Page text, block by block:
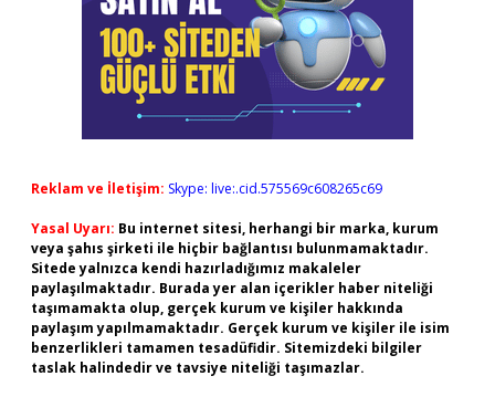
Reklam ve İletişim: Skype: live:.cid.575569c608265c69
Yasal Uyarı: Bu internet sitesi, herhangi bir marka, kurum
veya şahıs şirketi ile hiçbir bağlantısı bulunmamaktadır.
Sitede yalnızca kendi hazırladığımız makaleler
paylaşılmaktadır. Burada yer alan içerikler haber niteliği
taşımamakta olup, gerçek kurum ve kişiler hakkında
paylaşım yapılmamaktadır. Gerçek kurum ve kişiler ile isim
benzerlikleri tamamen tesadüfidir. Sitemizdeki bilgiler
taslak halindedir ve tavsiye niteliği taşımazlar.